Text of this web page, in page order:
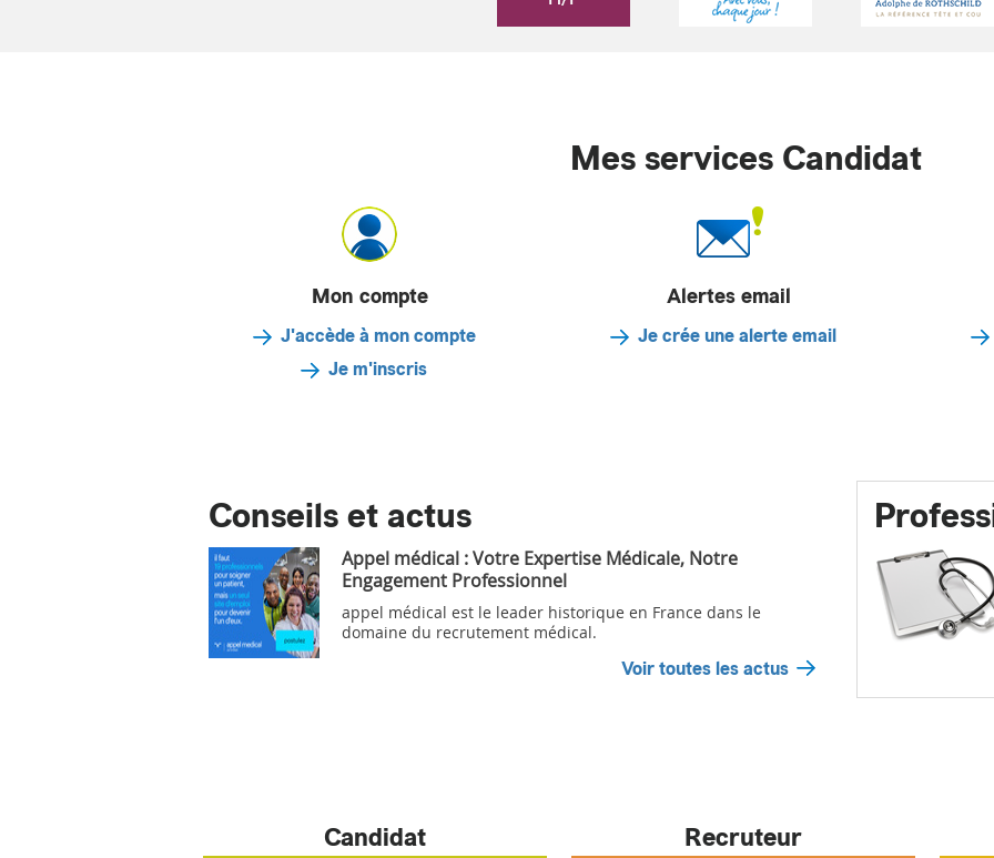
Mes services Candidat
Mon compte
J'accède à mon compte
Je m'inscris
Alertes email
Je crée une alerte email
Conseils et actus
Appel médical : Votre Expertise Médicale, Notre
Engagement Professionnel
appel médical est le leader historique en France dans le
domaine du recrutement médical.
Voir toutes les actus
Candidat Recruteur